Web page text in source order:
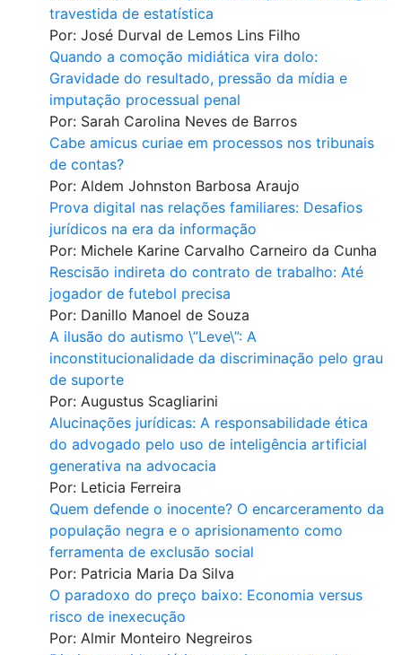
travestida de estatística
Por: José Durval de Lemos Lins Filho
Quando a comoção midiática vira dolo:
Gravidade do resultado, pressão da mídia e
imputação processual penal
Por: Sarah Carolina Neves de Barros
Cabe amicus curiae em processos nos tribunais
de contas?
Por: Aldem Johnston Barbosa Araujo
Prova digital nas relações familiares: Desafios
jurídicos na era da informação
Por: Michele Karine Carvalho Carneiro da Cunha
Rescisão indireta do contrato de trabalho: Até
jogador de futebol precisa
Por: Danillo Manoel de Souza
A ilusão do autismo \”Leve\”: A
inconstitucionalidade da discriminação pelo grau
de suporte
Por: Augustus Scagliarini
Alucinações jurídicas: A responsabilidade ética
do advogado pelo uso de inteligência artificial
generativa na advocacia
Por: Leticia Ferreira
Quem defende o inocente? O encarceramento da
população negra e o aprisionamento como
ferramenta de exclusão social
Por: Patricia Maria Da Silva
O paradoxo do preço baixo: Economia versus
risco de inexecução
Por: Almir Monteiro Negreiros